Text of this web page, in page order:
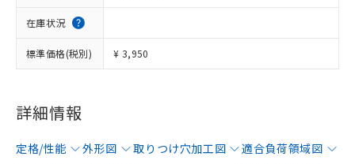
在庫状況
標準価格(税別) ¥ 3,950
詳細情報
定格/性能 外形図 取りつけ穴加工図
適合負荷領域図